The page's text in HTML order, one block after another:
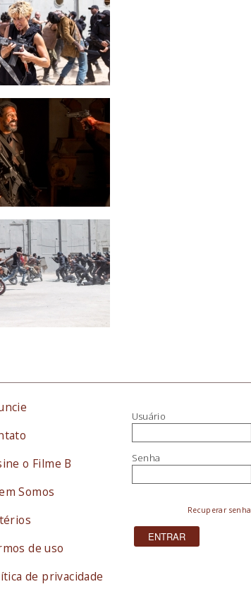
o Filme B
Somos
de uso
de privacidade
Usuário
Senha
Recuperar senha